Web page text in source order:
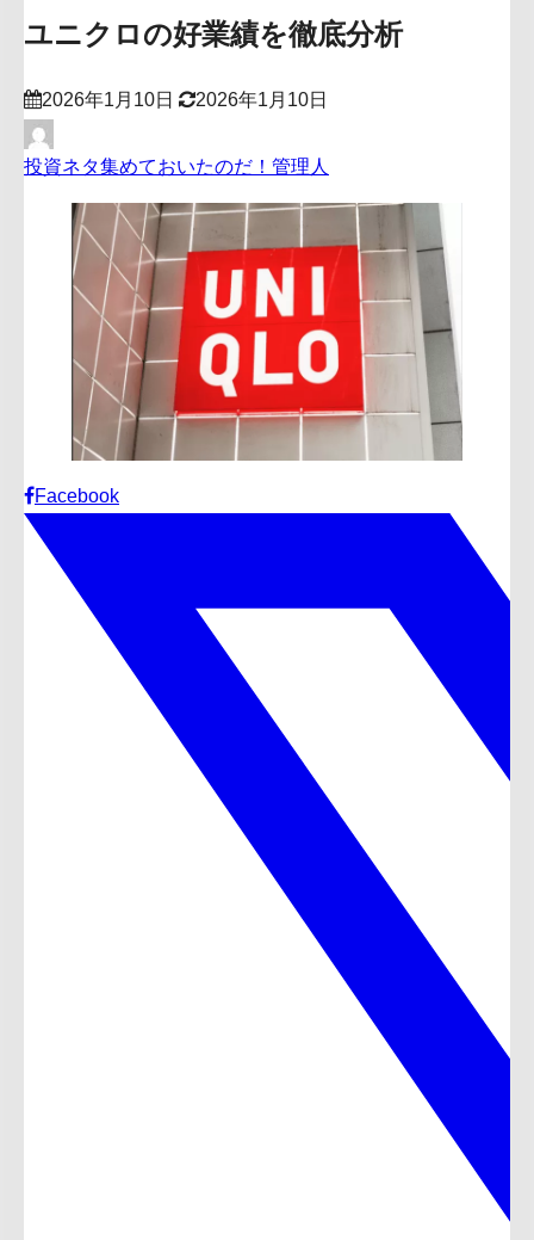
ユニクロの好業績を徹底分析
2026年1月10日 2026年1月10日
投資ネタ集めておいたのだ！管理人
Facebook